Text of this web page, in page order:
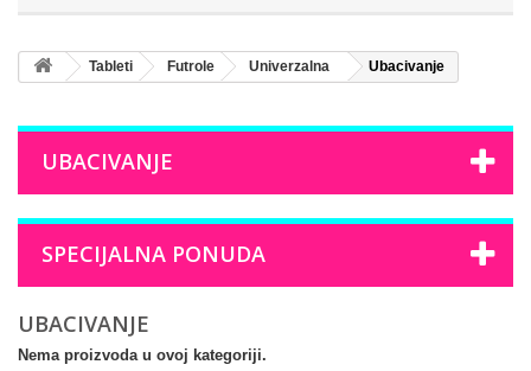
Tableti Futrole Univerzalna Ubacivanje
UBACIVANJE
SPECIJALNA PONUDA
UBACIVANJE
Nema proizvoda u ovoj kategoriji.